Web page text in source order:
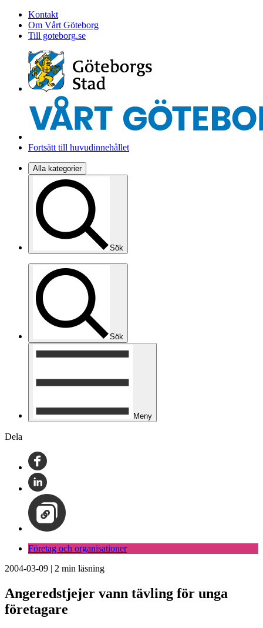
Kontakt
Om Vårt Göteborg
Till goteborg.se
Fortsätt till huvudinnehållet
Alla kategorier
Sök
Sök
Meny
Dela
Företag och organisationer
2004-03-09 | 2 min läsning
Angeredstjejer vann tävling för unga
företagare